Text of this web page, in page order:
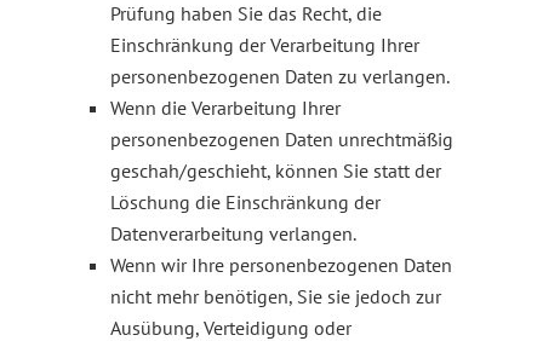
Prüfung haben Sie das Recht, die
Einschränkung der Verarbeitung Ihrer
personenbezogenen Daten zu verlangen.
Wenn die Verarbeitung Ihrer
personenbezogenen Daten unrechtmäßig
geschah/geschieht, können Sie statt der
Löschung die Einschränkung der
Datenverarbeitung verlangen.
Wenn wir Ihre personenbezogenen Daten
nicht mehr benötigen, Sie sie jedoch zur
Ausübung, Verteidigung oder